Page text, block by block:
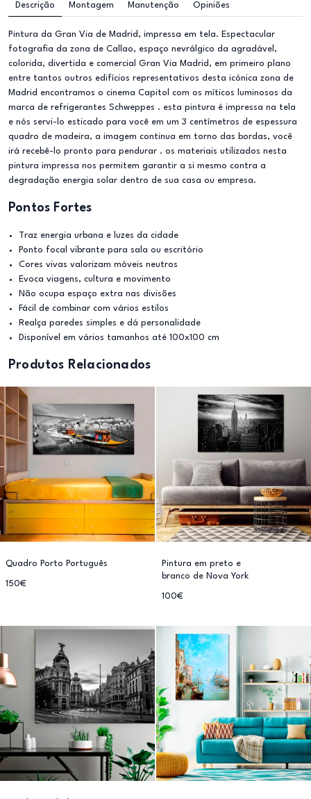
Descrição Montagem Manutenção Opiniões
Pintura da Gran Via de Madrid, impressa em tela. Espectacular
fotografia da zona de Callao, espaço nevrálgico da agradável,
colorida, divertida e comercial Gran Via Madrid, em primeiro plano
entre tantos outros edifícios representativos desta icónica zona de
Madrid encontramos o cinema Capitol com os míticos luminosos da
marca de refrigerantes Schweppes . esta pintura é impressa na tela
e nós servi-lo esticado para você em um 3 centímetros de espessura
quadro de madeira, a imagem continua em torno das bordas, você
irá recebê-lo pronto para pendurar . os materiais utilizados nesta
pintura impressa nos permitem garantir a si mesmo contra a
degradação energia solar dentro de sua casa ou empresa.
Pontos Fortes
Traz energia urbana e luzes da cidade
Ponto focal vibrante para sala ou escritório
Cores vivas valorizam móveis neutros
Evoca viagens, cultura e movimento
Não ocupa espaço extra nas divisões
Fácil de combinar com vários estilos
Realça paredes simples e dá personalidade
Disponível em vários tamanhos até 100x100 cm
Produtos Relacionados
Quadro Porto Português
150€
Pintura em preto e
branco de Nova York
100€